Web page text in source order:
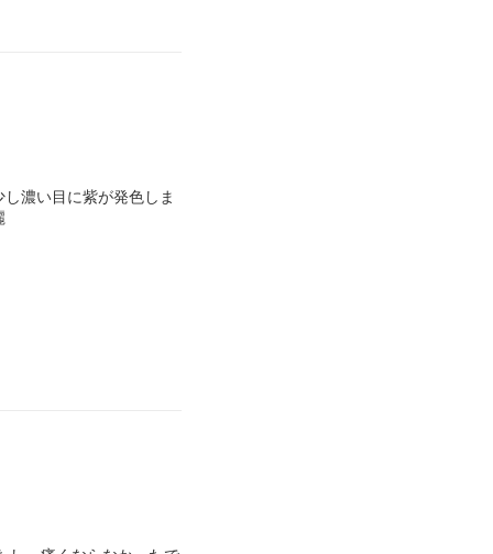
濃い目に紫が発色しま